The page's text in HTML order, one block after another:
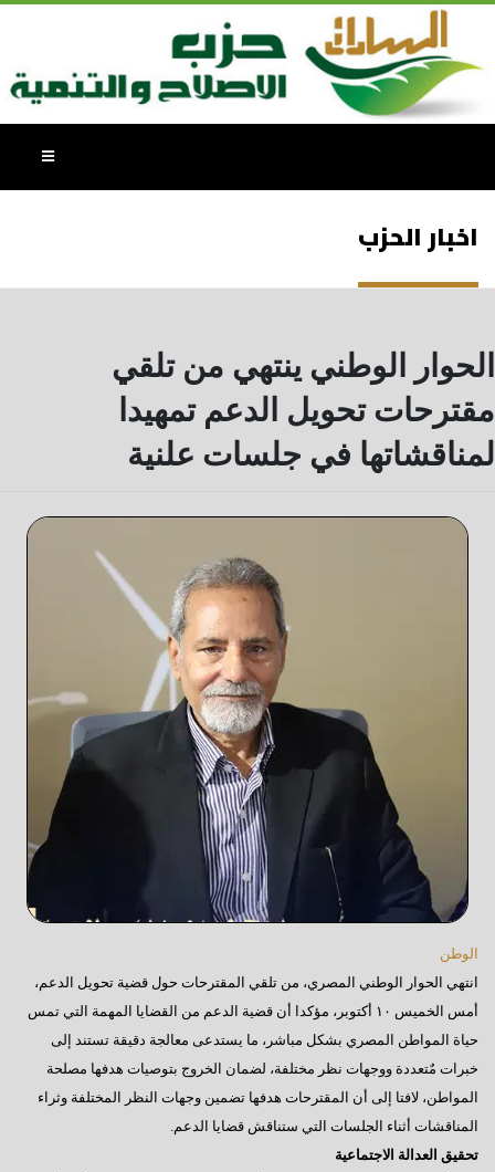
اخبار الحزب
الحوار الوطني ينتهي من تلقي
مقترحات تحويل الدعم تمهيدا
لمناقشاتها في جلسات علنية
الوطن
انتهي الحوار الوطني المصري، من تلقي المقترحات حول قضية تحويل الدعم،
أمس الخميس ١٠ أكتوبر، مؤكدا أن قضية الدعم من القضايا المهمة التي تمس
حياة المواطن المصري بشكل مباشر، ما يستدعى معالجة دقيقة تستند إلى
خبرات مٌتعددة ووجهات نظر مختلفة، لضمان الخروج بتوصيات هدفها مصلحة
المواطن، لافتا إلى أن المقترحات هدفها تضمين وجهات النظر المختلفة وثراء
المناقشات أثناء الجلسات التي ستناقش قضايا الدعم.
تحقيق العدالة الاجتماعية